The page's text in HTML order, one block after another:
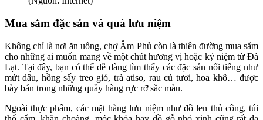
Mua sắm đặc sản và quà lưu niệm
Không chỉ là nơi ăn uống, chợ Âm Phủ còn là thiên đường mua sắm
cho những ai muốn mang về một chút hương vị hoặc kỷ niệm từ Đà
Lạt. Tại đây, bạn có thể dễ dàng tìm thấy các đặc sản nổi tiếng như
mứt dâu, hồng sấy treo gió, trà atiso, rau củ tươi, hoa khô… được
bày bán trong những quầy hàng rực rỡ sắc màu.
Ngoài thực phẩm, các mặt hàng lưu niệm như đồ len thủ công, túi